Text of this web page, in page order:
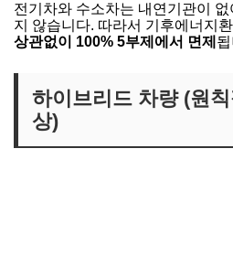
전기차와 수소차는 내연기관이
지 않습니다. 따라서 기후에너지
상관없이 100% 5부제에서 면제
하이브리드 차량 (원
상)